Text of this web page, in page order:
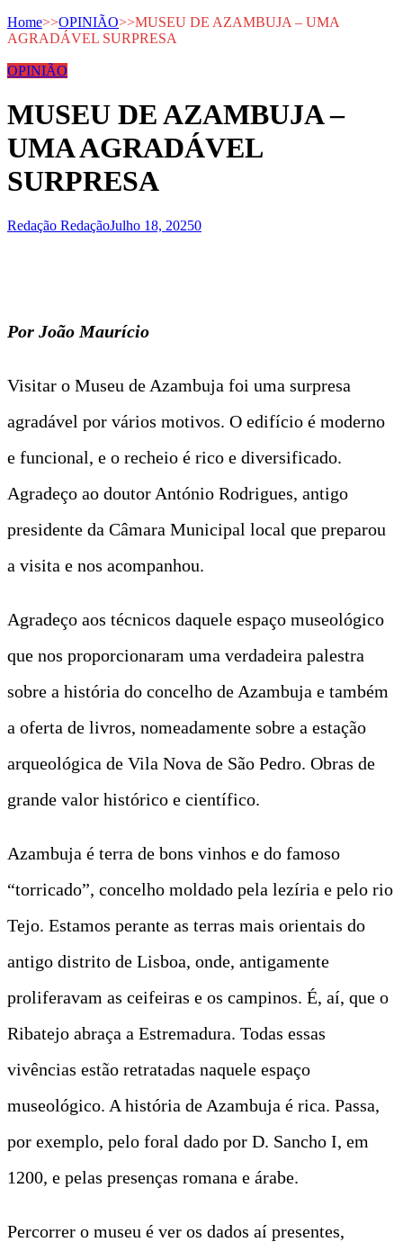
Home>>OPINIÃO>>MUSEU DE AZAMBUJA – UMA
AGRADÁVEL SURPRESA
OPINIÃO
MUSEU DE AZAMBUJA –
UMA AGRADÁVEL
SURPRESA
Redação RedaçãoJulho 18, 20250
Por João Maurício
Visitar o Museu de Azambuja foi uma surpresa
agradável por vários motivos. O edifício é moderno
e funcional, e o recheio é rico e diversificado.
Agradeço ao doutor António Rodrigues, antigo
presidente da Câmara Municipal local que preparou
a visita e nos acompanhou.
Agradeço aos técnicos daquele espaço museológico
que nos proporcionaram uma verdadeira palestra
sobre a história do concelho de Azambuja e também
a oferta de livros, nomeadamente sobre a estação
arqueológica de Vila Nova de São Pedro. Obras de
grande valor histórico e científico.
Azambuja é terra de bons vinhos e do famoso
“torricado”, concelho moldado pela lezíria e pelo rio
Tejo. Estamos perante as terras mais orientais do
antigo distrito de Lisboa, onde, antigamente
proliferavam as ceifeiras e os campinos. É, aí, que o
Ribatejo abraça a Estremadura. Todas essas
vivências estão retratadas naquele espaço
museológico. A história de Azambuja é rica. Passa,
por exemplo, pelo foral dado por D. Sancho I, em
1200, e pelas presenças romana e árabe.
Percorrer o museu é ver os dados aí presentes,